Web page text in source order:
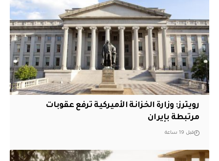
‏رويترز: وزارة الخزانة الأميركية ترفع عقوبات
مرتبطة بإيران
قبل 19 ساعة